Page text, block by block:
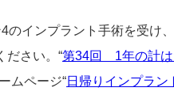
インプラント手術を受け
ださい。“第34回 1年の計は
ムページ“日帰りインプラン